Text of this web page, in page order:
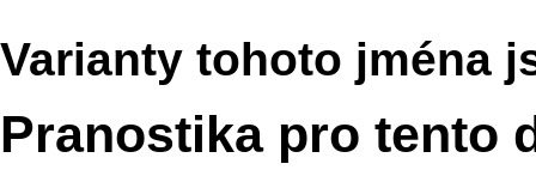
Varianty tohoto jména
Pranostika pro tento